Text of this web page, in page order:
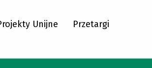
Unijne Przetargi